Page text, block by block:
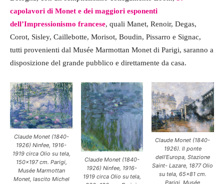
capolavori di Monet e dei maggiori esponenti
dell’Impressionismo francese, quali Manet, Renoir, Degas,
Corot, Sisley, Caillebotte, Morisot, Boudin, Pissarro e Signac,
tutti provenienti dal Musée Marmottan Monet di Parigi, saranno a
disposizione del grande pubblico e direttamente da casa.
Claude Monet (1840-
1926) Ninfee, 1916-
1919 circa Olio su tela,
150×197 cm. Parigi,
Musée Marmottan
Monet, lascito Michel
Claude Monet (1840-
1926) Ninfee, 1916-
1919 circa Olio su tela,
Claude Monet (1840-
1926). Il ponte
dell’Europa, Stazione
Saint- Lazare, 1877 Olio
su tela, 65×81 cm.
Parigi, Musée